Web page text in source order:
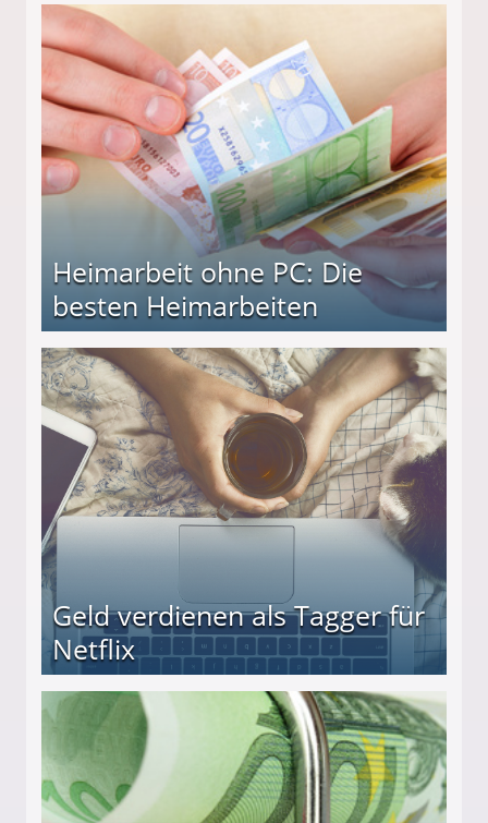
Heimarbeit ohne PC: Die
besten Heimarbeiten
Geld verdienen als Tagger für
Netflix